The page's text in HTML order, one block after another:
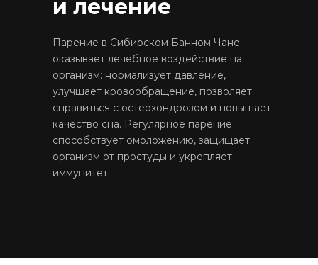
и лечение
Парение в Сибирском Банном Чане
оказывает лечебное воздействие на
организм: нормализует давление,
улучшает кровообращение, позволяет
справиться с остеохондрозом и повышает
качество сна. Регулярное парение
способствует омоложению, защищает
организм от простуды и укрепляет
иммунитет.